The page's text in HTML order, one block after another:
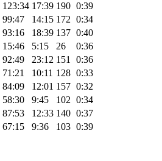
123:34 17:39 190 0:39
99:47 14:15 172 0:34
93:16 18:39 137 0:40
15:46 5:15 26
0:36
92:49 23:12 151
0:36
71:21 10:11 128 0:33
84:09 12:01 157 0:32
58:30 9:45 102 0:34
87:53 12:33 140 0:37
67:15 9:36 103 0:39